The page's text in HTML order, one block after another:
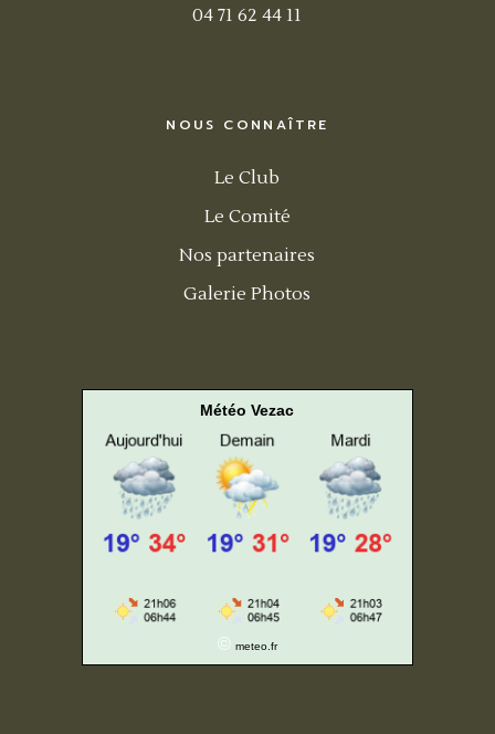
04 71 62 44 11
NOUS CONNAÎTRE
Le Club
Le Comité
Nos partenaires
Galerie Photos
Météo Vezac
© meteo.fr